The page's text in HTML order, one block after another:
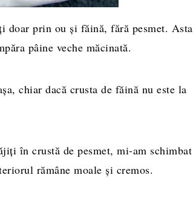
doar prin ou și făină, fără pesmet. Asta
pâine veche măcinată.
chiar dacă crusta de făină nu este la
în crustă de pesmet, mi-am schimbat
rămâne moale și cremos.